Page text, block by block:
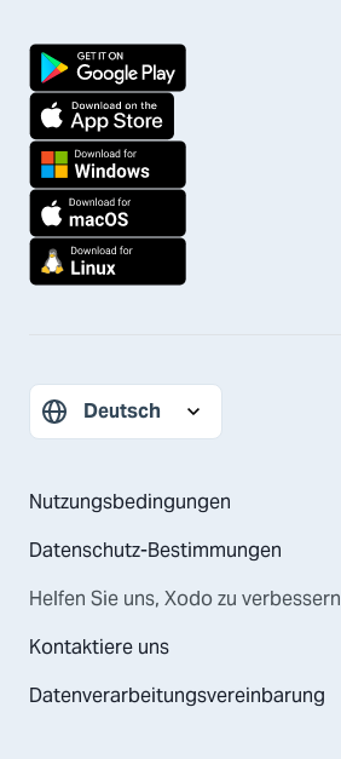
Nutzungsbedingungen
Datenschutz-Bestimmungen
Helfen Sie uns, Xodo zu verbessern
Kontaktiere uns
Datenverarbeitungsvereinbarung